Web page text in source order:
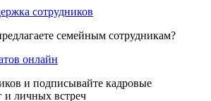
сотрудников
семейным сотрудникам?
онлайн
и подписывайте кадровые
и личных встреч